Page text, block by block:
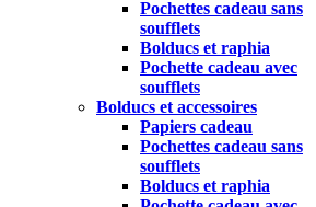
Pochettes cadeau sans
soufflets
Bolducs et raphia
Pochette cadeau avec
soufflets
Bolducs et accessoires
Papiers cadeau
Pochettes cadeau sans
soufflets
Bolducs et raphia